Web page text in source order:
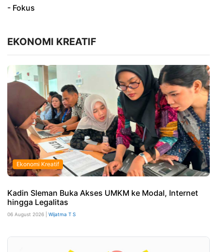
- Fokus
EKONOMI KREATIF
Ekonomi Kreatif
Kadin Sleman Buka Akses UMKM ke Modal, Internet
hingga Legalitas
06 August 2026 | Wijatma T S